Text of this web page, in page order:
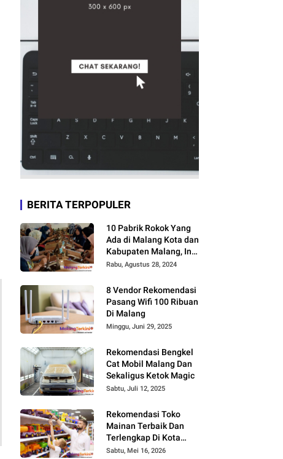
BERITA TERPOPULER
10 Pabrik Rokok Yang
Ada di Malang Kota dan
Kabupaten Malang, Ini
Alamat dan
Rabu, Agustus 28, 2024
8 Vendor Rekomendasi
Pasang Wifi 100 Ribuan
Di Malang
Minggu, Juni 29, 2025
Rekomendasi Bengkel
Cat Mobil Malang Dan
Sekaligus Ketok Magic
Sabtu, Juli 12, 2025
Rekomendasi Toko
Mainan Terbaik Dan
Terlengkap Di Kota
Malang Terbaru Tahun
Sabtu, Mei 16, 2026